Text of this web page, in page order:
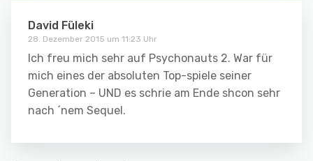
David Füleki
28. Dezember 2015 um 11:23 Uhr
Ich freu mich sehr auf Psychonauts 2. War für
mich eines der absoluten Top-spiele seiner
Generation – UND es schrie am Ende shcon sehr
nach ´nem Sequel.